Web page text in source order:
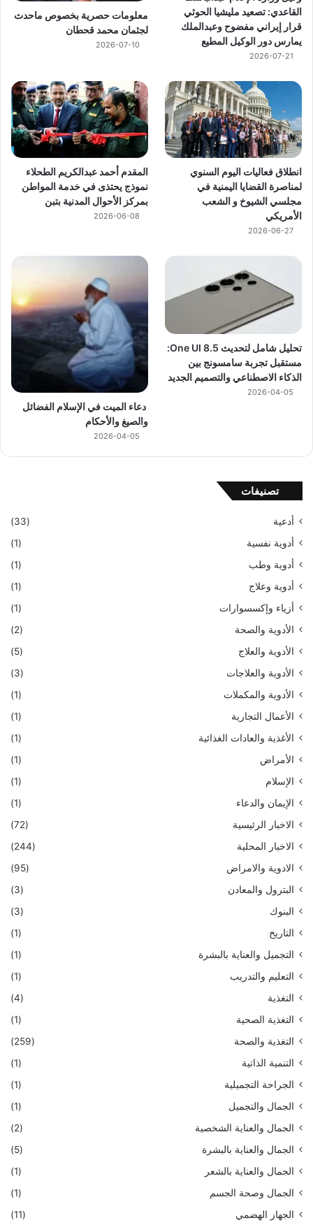
القاعدي: تصعيد مليشيا الحوثي
قرار إيراني مفضوح وعبدالملك
يمارس دور الوكيل المطيع
2026-07-21
معلومات حصرية بخصوص ماحدث
لجثمان محمد قحطان
2026-07-10
انطلاق فعاليات اليوم السنوي
لمناصرة القضايا اليمنية في
مجلسي الشيوخ و الشعب
الأمريكي
2026-06-27
المقدم أحمد عبدالكريم الطحلاء
نموذج يحتذى في خدمة المواطن
بمركز الأحوال المدنية بتبن
2026-06-08
تحليل شامل لتحديث One UI 8.5:
مستقبل تجربة سامسونج بين
الذكاء الاصطناعي والتصميم الجديد
2026-04-05
دعاء الميت في الإسلام الفضائل
والصيغ والأحكام
2026-04-05
تصنيفات
أدعية
(33)
أدوية نفسية
(1)
أدوية وطب
(1)
أدوية وعلاج
(1)
أزياء وإكسسوارات
(1)
الأدوية والصحة
(2)
الأدوية والعلاج
(5)
الأدوية والعلاجات
(3)
الأدوية والمكملات
(1)
الأعمال التجارية
(1)
الأغذية والعادات الغذائية
(1)
الأمراض
(1)
الإسلام
(1)
الإيمان والدعاء
(1)
الاخبار الرئيسية
(72)
الاخبار المحلية
(244)
الادوية والامراض
(95)
البترول والمعادن
(3)
البنوك
(3)
التاريخ
(1)
التجميل والعناية بالبشرة
(1)
التعليم والتدريب
(1)
التغذية
(4)
التغذية الصحية
(1)
التغذية والصحة
(259)
التنمية الذاتية
(1)
الجراحة التجميلية
(1)
الجمال والتجميل
(1)
الجمال والعناية الشخصية
(2)
الجمال والعناية بالبشرة
(5)
الجمال والعناية بالشعر
(1)
الجمال وصحة الجسم
(1)
الجهاز الهضمي
(11)